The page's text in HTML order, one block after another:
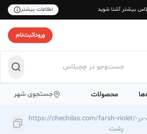
بیشتر آشنا شوید اطلاعات بیشتر
ورود|ثبت‌نام
محصولات جستجوی شهر
https://chechilas.com/farsh-violet/فروشگاه-فرش-ویولت-در-
رشت